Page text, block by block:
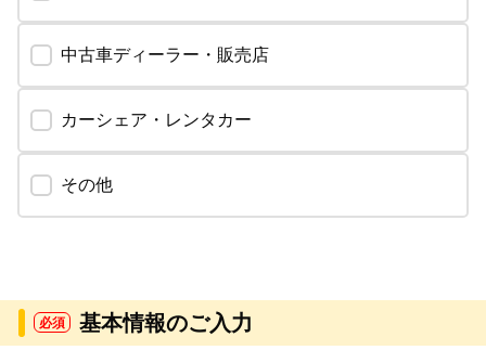
中古車ディーラー・販売店
カーシェア・レンタカー
その他
必須 基本情報のご入力